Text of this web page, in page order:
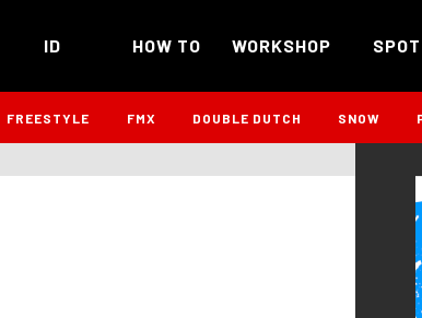
ID HOW TO WORKSHOP SPOT
FREESTYLE FMX DOUBLE DUTCH SNOW